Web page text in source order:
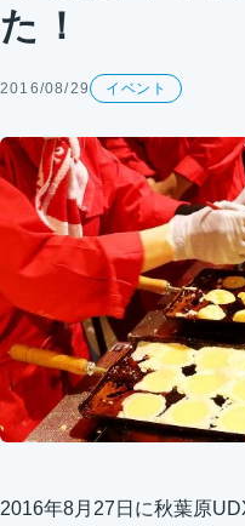
た！
2016/08/29 イベント
2016年8月27日 に秋葉原